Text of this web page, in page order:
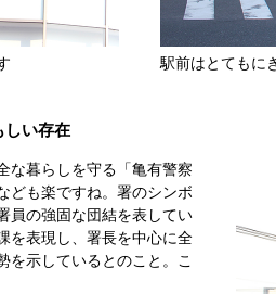
駅前はとてもに
しい存在
な暮らしを守る「亀有警察
ども楽ですね。署のシンボ
員の強固な団結を表してい
を表現し、署長を中心に全
を示しているとのこと。こ